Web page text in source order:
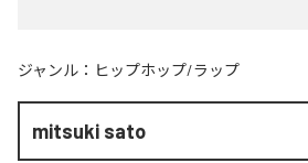
ジャンル： ヒップホップ/ラップ
mitsuki sato